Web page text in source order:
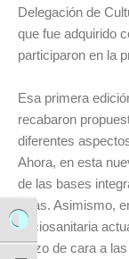
Alternar alto
Delegación de
que fue adquirido
participaron en la
Esa primera
recabaron
diferentes
Ahora, en esta
de las bases
otras. Asimismo,
sociosanitaria
plazo de cara a